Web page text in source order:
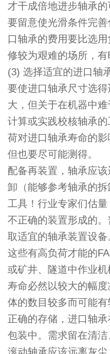
才干成倍地进步轴承的
要留意使光滑条件完
口轴承的费用要比选
修较为艰难的场所，有
(3) 选择适宜的进口轴
要使进口轴承尺寸选
大，但关于在机器中
计算或实践校核轴承
荷对进口轴承寿命的
但也要尽可能测得。
配备再装置，轴承应
卸（能够参考轴承的
工具！行业专家们估
不正确的装置形成的
取适宜的轴承装置设备
这些有高负荷才能的
或矿井、隧道中作业
寿命必然以较大的幅
体的数目较多而可能有
正确的存储，进口轴
包装中。需求留在清洁